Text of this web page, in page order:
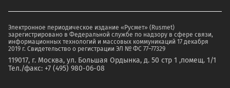
Электронное периодическое издание «Русмет» (Rusmet)
зарегистрировано в Федеральной службе по надзору в сфере связи,
информационных технологий и массовых коммуникаций 17 декабря
2019 г. Свидетельство о регистрации ЭЛ № ФС 77–77329
119017, г. Москва, ул. Большая Ордынка, д. 50 стр 1 ,помещ. 1/1
Тел./факс: +7 (495) 980-06-08